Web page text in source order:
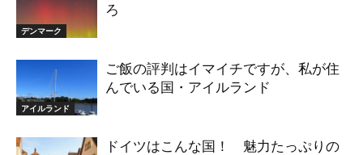
デンマーク
ろ
アイルランド
ご飯の評判はイマイチですが、私が住
んでいる国・アイルランド
ドイツはこんな国！ 魅力たっぷりの